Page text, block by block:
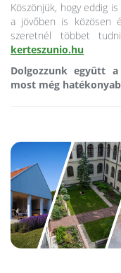
Köszönjük, hogy eddig
a jövőben is közösen
szeretnél többet
kerteszunio.hu
Dolgozzunk együtt
most még